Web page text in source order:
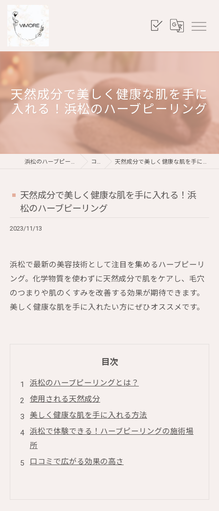
天然成分で美しく健康な肌を手に
入れる！浜松のハーブピーリング
浜松のハーブピーリングならViMORE コラム 天然成分で美しく健康な肌を手に入れる！浜松のハーブピーリング
天然成分で美しく健康な肌を手に入れる！浜
松のハーブピーリング
2023/11/13
浜松で最新の美容技術として注目を集めるハーブピーリ
ング。化学物質を使わずに天然成分で肌をケアし、毛穴
のつまりや肌のくすみを改善する効果が期待できます。
美しく健康な肌を手に入れたい方にぜひオススメです。
目次
浜松のハーブピーリングとは？
使用される天然成分
美しく健康な肌を手に入れる方法
浜松で体験できる！ハーブピーリングの施術場
所
口コミで広がる効果の高さ